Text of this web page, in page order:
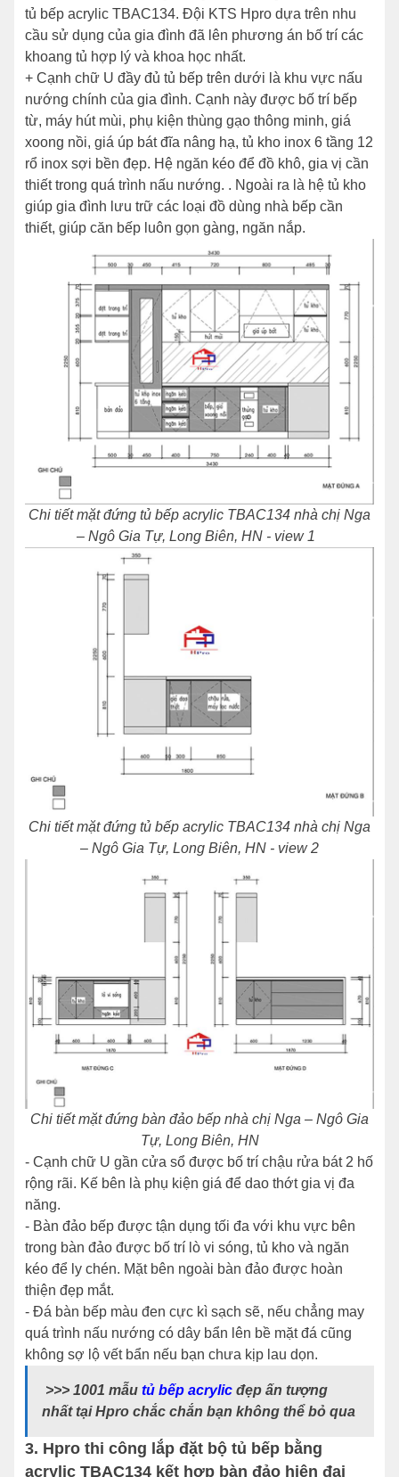
tủ bếp acrylic TBAC134. Đội KTS Hpro dựa trên nhu
cầu sử dụng của gia đình đã lên phương án bố trí các
khoang tủ hợp lý và khoa học nhất.
+ Cạnh chữ U đầy đủ tủ bếp trên dưới là khu vực nấu
nướng chính của gia đình. Cạnh này được bố trí bếp
từ, máy hút mùi, phụ kiện thùng gạo thông minh, giá
xoong nồi, giá úp bát đĩa nâng hạ, tủ kho inox 6 tầng 12
rổ inox sợi bền đẹp. Hệ ngăn kéo để đồ khô, gia vị cần
thiết trong quá trình nấu nướng. . Ngoài ra là hệ tủ kho
giúp gia đình lưu trữ các loại đồ dùng nhà bếp cần
thiết, giúp căn bếp luôn gọn gàng, ngăn nắp.
Chi tiết mặt đứng tủ bếp acrylic TBAC134 nhà chị Nga
– Ngô Gia Tự, Long Biên, HN - view 1
Chi tiết mặt đứng tủ bếp acrylic TBAC134 nhà chị Nga
– Ngô Gia Tự, Long Biên, HN - view 2
Chi tiết mặt đứng bàn đảo bếp nhà chị Nga – Ngô Gia
Tự, Long Biên, HN
- Cạnh chữ U gần cửa sổ được bố trí chậu rửa bát 2 hố
rộng rãi. Kế bên là phụ kiện giá để dao thớt gia vị đa
năng.
- Bàn đảo bếp được tận dụng tối đa với khu vực bên
trong bàn đảo được bố trí lò vi sóng, tủ kho và ngăn
kéo để ly chén. Mặt bên ngoài bàn đảo được hoàn
thiện đẹp mắt.
- Đá bàn bếp màu đen cực kì sạch sẽ, nếu chẳng may
quá trình nấu nướng có dây bẩn lên bề mặt đá cũng
không sợ lộ vết bẩn nếu bạn chưa kịp lau dọn.
>>> 1001 mẫu tủ bếp acrylic đẹp ấn tượng
nhất tại Hpro chắc chắn bạn không thể bỏ qua
3. Hpro thi công lắp đặt bộ tủ bếp bằng
acrylic TBAC134 kết hợp bàn đảo hiện đại